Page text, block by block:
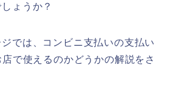
ょうか？
では、コンビニ支払いの支払い
で使えるのかどうかの解説をさ